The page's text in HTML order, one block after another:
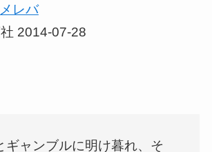
レバ
2014-07-28
ギャンブルに明け暮れ、そ